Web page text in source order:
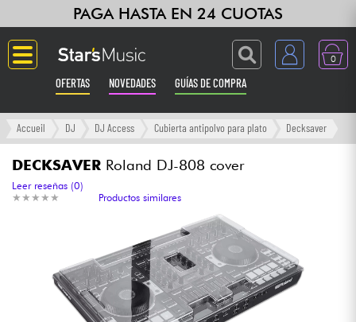
PAGA HASTA EN 24 CUOTAS
0
OFERTAS NOVEDADES GUÍAS DE COMPRA
Langue
Guitarras & Bajos
Ampli & Efectos
Sintetizadores & samplers
Accueil DJ DJ Access Cubierta antipolvo para plato Decksaver
DECKSAVER Roland DJ-808 cover
★ ★ ★ ★ ★
★ ★ ★ ★ ★
Leer reseñas (0)
Productos similares